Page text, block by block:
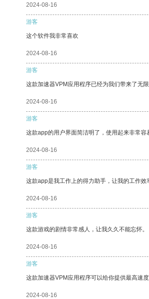
2024-08-16
游客
这个软件我非常喜欢
2024-08-16
游客
这款加速器VPM应用程序已经为我们带来了无
2024-08-16
游客
这款app的用户界面简洁明了，使用起来非常
2024-08-16
游客
这款app是我工作上的得力助手，让我的工作效
2024-08-16
游客
这款游戏的剧情非常感人，让我久久不能忘怀。
2024-08-16
游客
这款加速器VPM应用程序可以给你提供最高速
2024-08-16